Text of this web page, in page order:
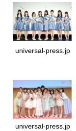
universal-press.jp
universal-press.jp